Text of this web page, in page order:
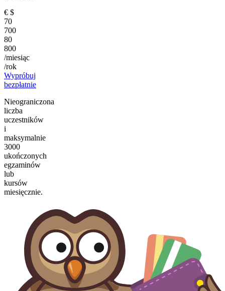
€ $
70
700
80
800
/miesiąc
/rok
Wypróbuj
bezpłatnie
Nieograniczona
liczba
uczestników
i
maksymalnie
3000
ukończonych
egzaminów
lub
kursów
miesięcznie.